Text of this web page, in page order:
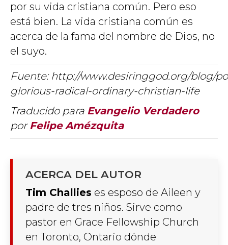
por su vida cristiana común. Pero eso
está bien. La vida cristiana común es
acerca de la fama del nombre de Dios, no
el suyo.
Fuente: http://www.desiringgod.org/blog/
glorious-radical-ordinary-christian-life
Traducido para Evangelio Verdadero
porFelipe Amézquita
ACERCA DEL AUTOR
Tim Challies es esposo de Aileen y
padre de tres niños. Sirve como
pastor en Grace Fellowship Church
en Toronto, Ontario dónde